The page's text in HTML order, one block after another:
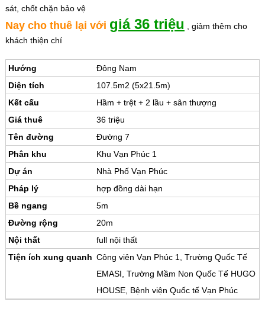
sát, chốt chặn bảo vệ
Nay cho thuê lại với giá 36 triệu
, giảm thêm cho
khách thiện chí
Hướng
Đông Nam
Diện tích
107.5m2 (5x21.5m)
Kết cấu
Hầm + trệt + 2 lầu + sân thượng
Giá thuê
36 triệu
Tên đường
Đường 7
Phân khu
Khu Vạn Phúc 1
Dự án
Nhà Phố Vạn Phúc
Pháp lý
hợp đồng dài hạn
Bề ngang
5m
Đường rộng
20m
Nội thất
full nội thất
Tiện ích xung quanh Công viên Vạn Phúc 1, Trường Quốc Tế
EMASI, Trường Mầm Non Quốc Tế HUGO
HOUSE, Bệnh viện Quốc tế Vạn Phúc